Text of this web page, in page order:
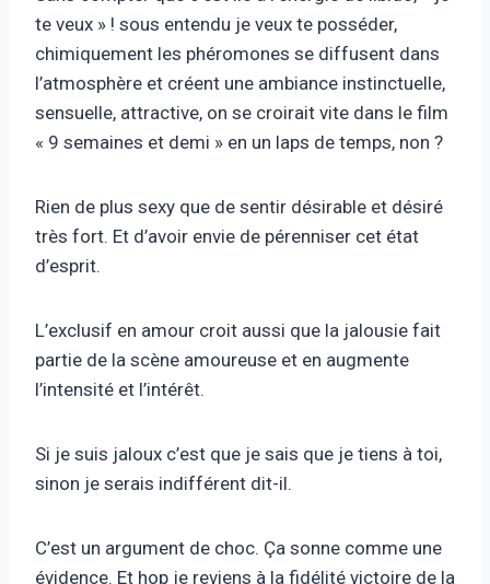
te veux » ! sous entendu je veux te posséder,
chimiquement les phéromones se diffusent dans
l’atmosphère et créent une ambiance instinctuelle,
sensuelle, attractive, on se croirait vite dans le film
« 9 semaines et demi » en un laps de temps, non ?
Rien de plus sexy que de sentir désirable et désiré
très fort. Et d’avoir envie de pérenniser cet état
d’esprit.
L’exclusif en amour croit aussi que la jalousie fait
partie de la scène amoureuse et en augmente
l’intensité et l’intérêt.
Si je suis jaloux c’est que je sais que je tiens à toi,
sinon je serais indifférent dit-il.
C’est un argument de choc. Ça sonne comme une
évidence. Et hop je reviens à la fidélité victoire de la